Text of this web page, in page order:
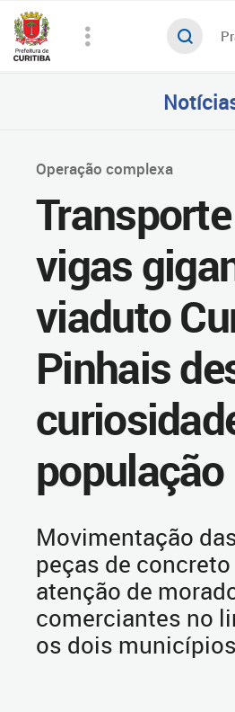
Operação complexa
vigas
viaduto
Pinhais
população
Movimentação
peças de
atenção de
comerciantes no
os dois municípios